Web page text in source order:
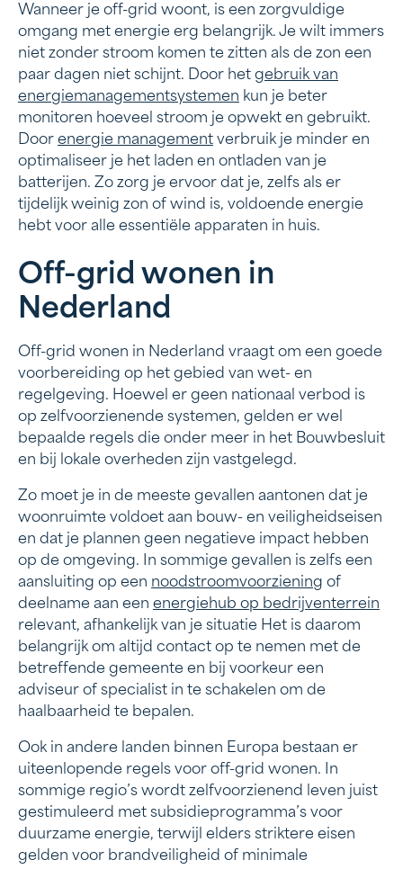
Wanneer je off-grid woont, is een zorgvuldige
omgang met energie erg belangrijk. Je wilt immers
niet zonder stroom komen te zitten als de zon een
paar dagen niet schijnt. Door het gebruik van
energiemanagementsystemen kun je beter
monitoren hoeveel stroom je opwekt en gebruikt.
Door energie management verbruik je minder en
optimaliseer je het laden en ontladen van je
batterijen. Zo zorg je ervoor dat je, zelfs als er
tijdelijk weinig zon of wind is, voldoende energie
hebt voor alle essentiële apparaten in huis.
Off-grid wonen in
Nederland
Off-grid wonen in Nederland vraagt om een goede
voorbereiding op het gebied van wet- en
regelgeving. Hoewel er geen nationaal verbod is
op zelfvoorzienende systemen, gelden er wel
bepaalde regels die onder meer in het Bouwbesluit
en bij lokale overheden zijn vastgelegd.
Zo moet je in de meeste gevallen aantonen dat je
woonruimte voldoet aan bouw- en veiligheidseisen
en dat je plannen geen negatieve impact hebben
op de omgeving. In sommige gevallen is zelfs een
aansluiting op een noodstroomvoorziening of
deelname aan een energiehub op bedrijventerrein
relevant, afhankelijk van je situatie Het is daarom
belangrijk om altijd contact op te nemen met de
betreffende gemeente en bij voorkeur een
adviseur of specialist in te schakelen om de
haalbaarheid te bepalen.
Ook in andere landen binnen Europa bestaan er
uiteenlopende regels voor off-grid wonen. In
sommige regio’s wordt zelfvoorzienend leven juist
gestimuleerd met subsidieprogramma’s voor
duurzame energie, terwijl elders striktere eisen
gelden voor brandveiligheid of minimale